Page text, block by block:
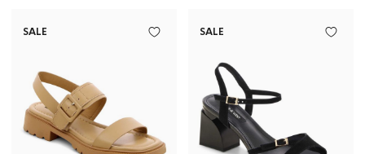
SALE
SALE